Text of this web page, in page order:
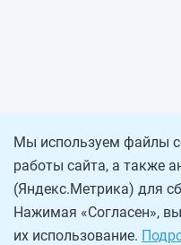
Мы используем файлы
работы сайта, а также
(Яндекс.Метрика) для
Нажимая «Согласен»,
их использование.